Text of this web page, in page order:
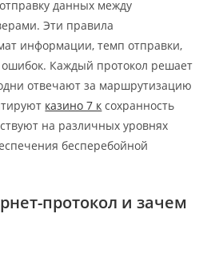
данных между
Эти правила
информации, темп отправки,
Каждый протокол решает
отвечают за маршрутизацию
казино 7 к сохранность
на различных уровнях
бесперебойной
протокол и зачем